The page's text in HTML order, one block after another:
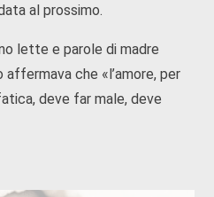
al prossimo.
lette e parole di madre
che «l’amore, per
deve far male, deve